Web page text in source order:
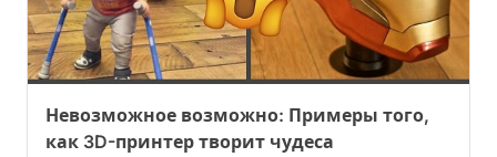
Невозможное возможно: Примеры того,
как 3D-принтер творит чудеса